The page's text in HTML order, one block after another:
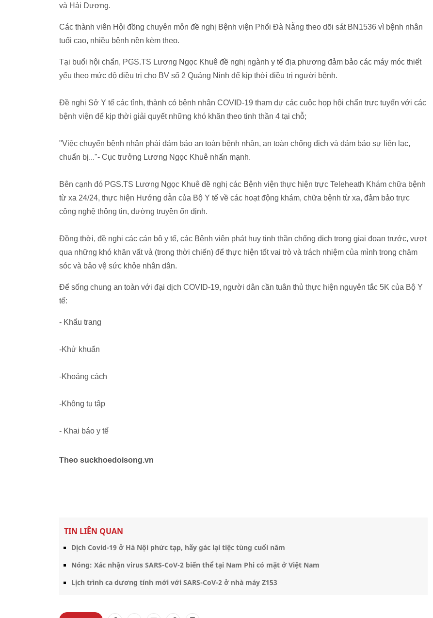
và Hải Dương.
Các thành viên Hội đồng chuyên môn đề nghị Bệnh viện Phổi Đà Nẵng theo dõi sát BN1536 vì bệnh nhân
tuổi cao, nhiều bệnh nền kèm theo.
Tại buổi hội chẩn, PGS.TS Lương Ngọc Khuê đề nghị ngành y tế địa phương đảm bảo các máy móc thiết
yếu theo mức độ điều trị cho BV số 2 Quảng Ninh để kịp thời điều trị người bệnh.
Đề nghị Sở Y tế các tỉnh, thành có bệnh nhân COVID-19 tham dự các cuộc họp hội chẩn trực tuyến với các
bệnh viện để kịp thời giải quyết những khó khăn theo tinh thần 4 tại chỗ;
"Việc chuyển bệnh nhân phải đảm bảo an toàn bệnh nhân, an toàn chống dịch và đảm bảo sự liên lạc,
chuẩn bị..."- Cục trưởng Lương Ngọc Khuê nhấn mạnh.
Bên cạnh đó PGS.TS Lương Ngọc Khuê đề nghị các Bệnh viện thực hiện trực Teleheath Khám chữa bệnh
từ xa 24/24, thực hiện Hướng dẫn của Bộ Y tế về các hoạt động khám, chữa bệnh từ xa, đảm bảo trực
công nghệ thông tin, đường truyền ổn định.
Đồng thời, đề nghị các cán bộ y tế, các Bệnh viện phát huy tinh thần chống dịch trong giai đoạn trước, vượt
qua những khó khăn vất vả (trong thời chiến) để thực hiện tốt vai trò và trách nhiệm của mình trong chăm
sóc và bảo vệ sức khỏe nhân dân.
Để sống chung an toàn với đại dịch COVID-19, người dân cần tuân thủ thực hiện nguyên tắc 5K của Bộ Y
tế:
- Khẩu trang
-Khử khuẩn
-Khoảng cách
-Không tụ tập
- Khai báo y tế
Theo suckhoedoisong.vn
TIN LIÊN QUAN
Dịch Covid-19 ở Hà Nội phức tạp, hãy gác lại tiệc tùng cuối năm
Nóng: Xác nhận virus SARS-CoV-2 biến thể tại Nam Phi có mặt ở Việt Nam
Lịch trình ca dương tính mới với SARS-CoV-2 ở nhà máy Z153